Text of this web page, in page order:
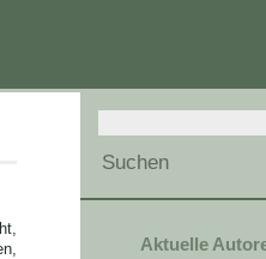
Aktuelle